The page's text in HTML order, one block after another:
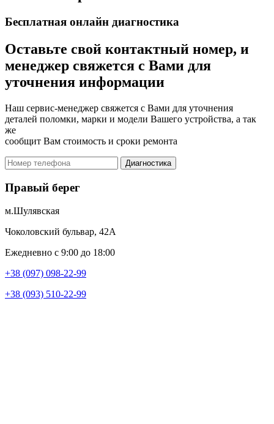
Бесплатная онлайн диагностика
Оставьте свой контактный номер, и
менеджер свяжется с Вами для
уточнения информации
Наш сервис-менеджер свяжется с Вами для уточнения
деталей поломки, марки и модели Вашего устройства, а так
же
сообщит Вам стоимость и сроки ремонта
Диагностика
Правый берег
м.Шулявская
Чоколовский бульвар, 42А
Ежедневно с 9:00 до 18:00
+38 (097) 098-22-99
+38 (093) 510-22-99